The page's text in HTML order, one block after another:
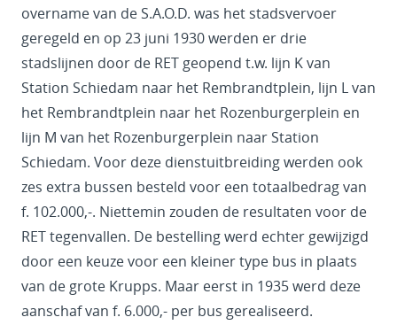
overname van de S.A.O.D. was het stadsvervoer
geregeld en op 23 juni 1930 werden er drie
stadslijnen door de RET geopend t.w. lijn K van
Station Schiedam naar het Rembrandtplein, lijn L van
het Rembrandtplein naar het Rozenburgerplein en
lijn M van het Rozenburgerplein naar Station
Schiedam. Voor deze dienstuitbreiding werden ook
zes extra bussen besteld voor een totaalbedrag van
f. 102.000,-. Niettemin zouden de resultaten voor de
RET tegenvallen. De bestelling werd echter gewijzigd
door een keuze voor een kleiner type bus in plaats
van de grote Krupps. Maar eerst in 1935 werd deze
aanschaf van f. 6.000,- per bus gerealiseerd.